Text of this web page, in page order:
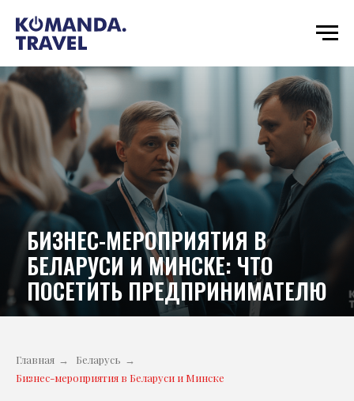
БИЗНЕС-МЕРОПРИЯТИЯ В
БЕЛАРУСИ И МИНСКЕ: ЧТО
ПОСЕТИТЬ ПРЕДПРИНИМАТЕЛЮ
Главная → Беларусь →
Бизнес-мероприятия в Беларуси и Минске